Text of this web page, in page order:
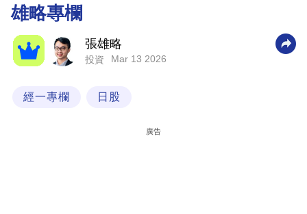
業
科
雄略專欄
張雄略
投資 Mar 13 2026
經一專欄 日股
廣告